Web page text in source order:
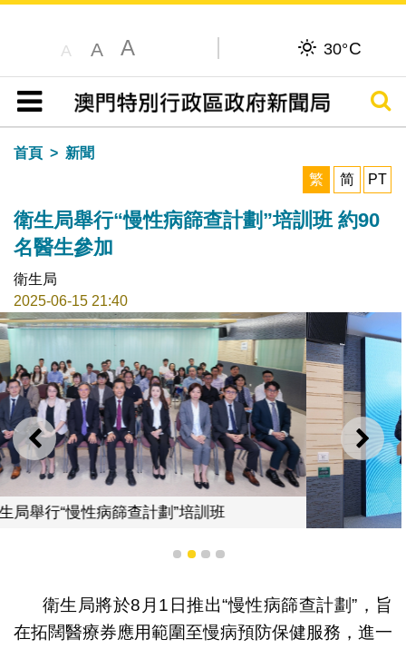
A A A 30°C
目錄
搜尋
首頁
新聞
繁
简 PT
衛生局舉行“慢性病篩查計劃”培訓班 約90
名醫生參加
衛生局
2025-06-15 21:40
上一則 下一
衛生局羅奕龍局長致辭
1 2 3 4
衛生局將於8月1日推出“慢性病篩查計劃”，旨
在拓闊醫療券應用範圍至慢病預防保健服務，進一